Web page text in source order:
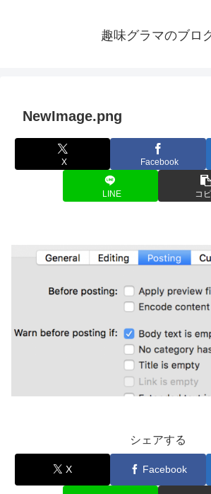
趣味グラマのブロ
NewImage.png
X Facebook
LINE コ
シェアする
X Facebook